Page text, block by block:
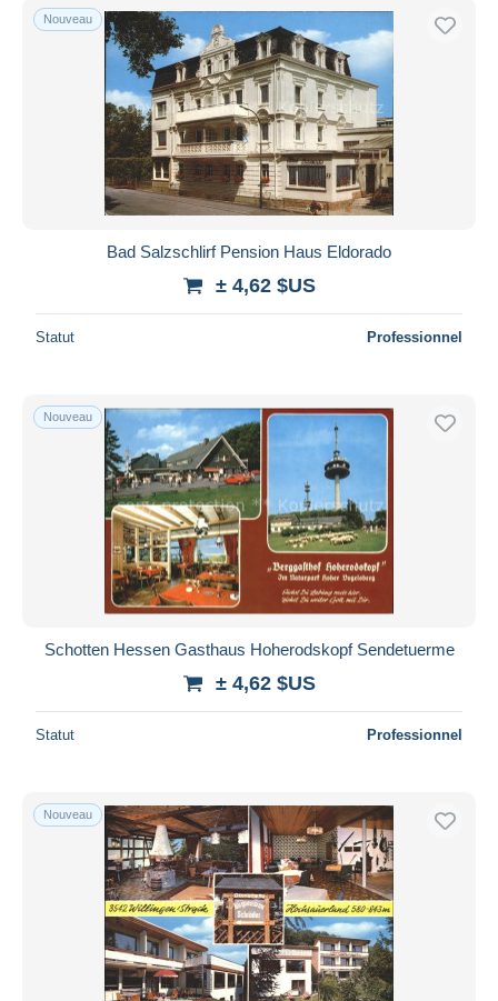
Nouveau
Bad Salzschlirf Pension Haus Eldorado
± 4,62 $US
Statut Professionnel
Nouveau
Schotten Hessen Gasthaus Hoherodskopf Sendetuerme
± 4,62 $US
Statut Professionnel
Nouveau